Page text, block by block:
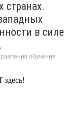
странах.
в силе
обучения